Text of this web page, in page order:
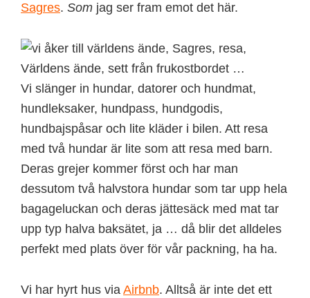
Sagres. Som jag ser fram emot det här.
Världens ände, sett från frukostbordet …
Vi slänger in hundar, datorer och hundmat,
hundleksaker, hundpass, hundgodis,
hundbajspåsar och lite kläder i bilen. Att resa
med två hundar är lite som att resa med barn.
Deras grejer kommer först och har man
dessutom två halvstora hundar som tar upp hela
bagageluckan och deras jättesäck med mat tar
upp typ halva baksätet, ja … då blir det alldeles
perfekt med plats över för vår packning, ha ha.
Vi har hyrt hus via Airbnb. Alltså är inte det ett